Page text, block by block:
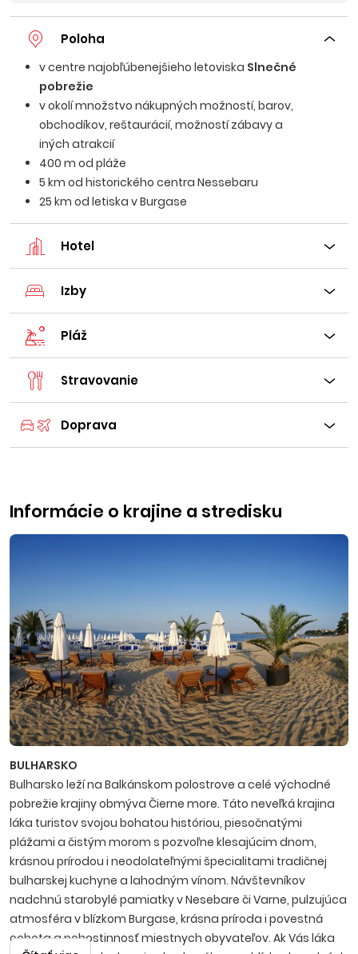
Poloha
v centre najobľúbenejšieho letoviska Slnečné
pobrežie
v okolí množstvo nákupných možností, barov,
obchodíkov, reštaurácií, možností zábavy a
iných atrakcií
400 m od pláže
5 km od historického centra Nessebaru
25 km od letiska v Burgase
Hotel
Izby
Pláž
Stravovanie
Doprava
Informácie o krajine a stredisku
BULHARSKO
Bulharsko leží na Balkánskom polostrove a celé východné
pobrežie krajiny obmýva Čierne more. Táto neveľká krajina
láka turistov svojou bohatou históriou, piesočnatými
plážami a čistým morom s pozvoľne klesajúcim dnom,
krásnou prírodou i neodolateľnými špecialitami tradičnej
bulharskej kuchyne a lahodným vínom. Návštevníkov
nadchnú starobylé pamiatky v Nesebare či Varne, pulzujúca
atmosféra v blízkom Burgase, krásna príroda i povestná
ochota a pohostinnosť miestnych obyvateľov. Ak Vás láka